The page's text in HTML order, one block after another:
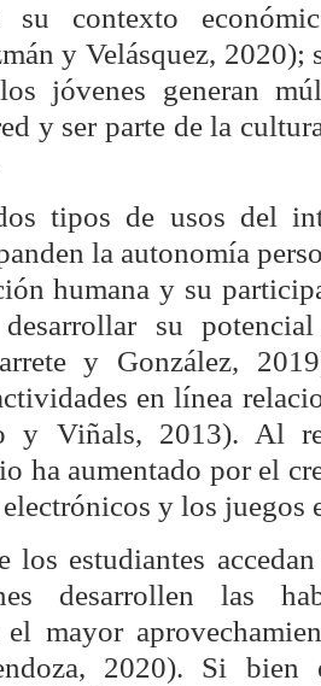
su contexto
y Velásquez, 2020);
jóvenes generan
y ser parte de la
tipos de usos del
la autonomía
humana y su
su
y González,
en línea
y Viñals, 2013). Al
ha aumentado por el
y los juegos
los estudiantes
desarrollen las
el mayor
2020). Si bien